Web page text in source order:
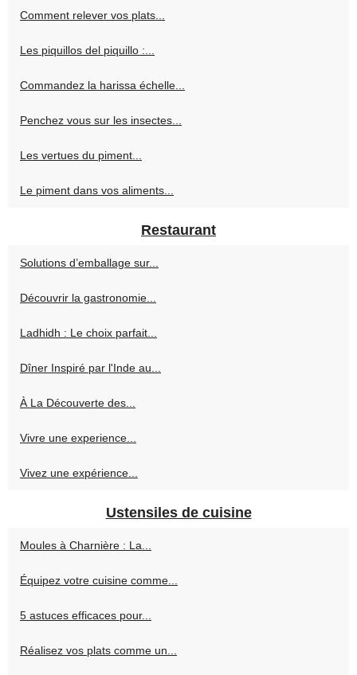
Comment relever vos plats...
Les piquillos del piquillo :...
Commandez la harissa échelle...
Penchez vous sur les insectes...
Les vertues du piment...
Le piment dans vos aliments...
Restaurant
Solutions d’emballage sur...
Découvrir la gastronomie...
Ladhidh : Le choix parfait...
Dîner Inspiré par l'Inde au...
À La Découverte des...
Vivre une experience...
Vivez une expérience...
Ustensiles de cuisine
Moules à Charnière : La...
Équipez votre cuisine comme...
5 astuces efficaces pour...
Réalisez vos plats comme un...